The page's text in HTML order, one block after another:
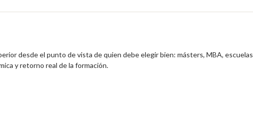
desde el punto de vista de quien debe elegir bien: másters, MBA, escuelas
y retorno real de la formación.